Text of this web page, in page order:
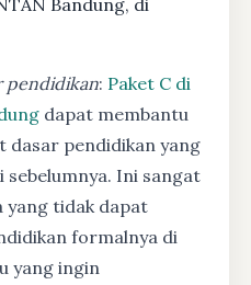
pendidikan: Paket C di
dapat membantu
dasar pendidikan yang
sebelumnya. Ini sangat
yang tidak dapat
formalnya di
yang ingin